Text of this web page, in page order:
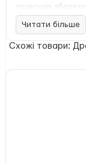
аксесуар
дозволяє
Real Body Real
лубрикантами на
після чого
чорний
гнучка та
Читати більше
Схожі товари: